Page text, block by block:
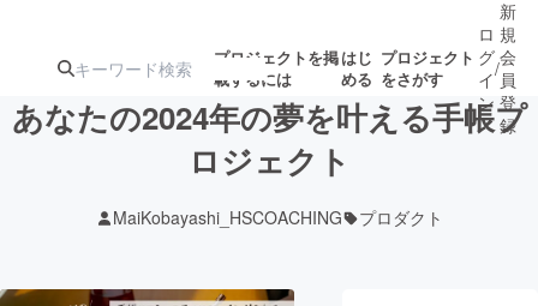
プロジェクトを掲
載するには
はじ
める
プロジェクト
をさがす
ターン
ジェクト
募集終了が近いプ
ロジェクト
されます
ロ
グ
イ
ン
/
新
規
会
員
登
録
あなたの2024年の夢を叶える手帳プ
ロジェクト
MaiKobayashi_HSCOACHING プロダクト